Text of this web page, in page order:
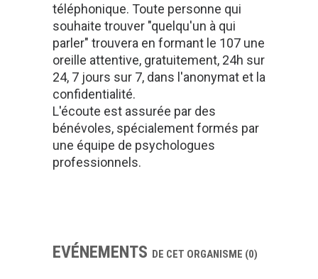
téléphonique. Toute personne qui
souhaite trouver "quelqu'un à qui
parler" trouvera en formant le 107 une
oreille attentive, gratuitement, 24h sur
24, 7 jours sur 7, dans l'anonymat et la
confidentialité.
L'écoute est assurée par des
bénévoles, spécialement formés par
une équipe de psychologues
professionnels.
EVÉNEMENTS DE CET ORGANISME (0)